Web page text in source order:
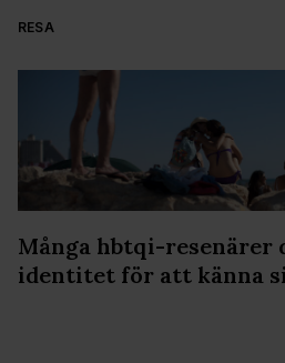
RESA
Många hbtqi-resenärer
identitet för att känna